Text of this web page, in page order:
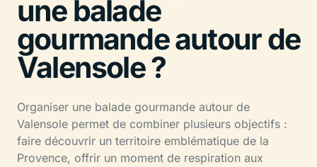
une balade
gourmande autour de
Valensole ?
Organiser une balade gourmande autour de
Valensole permet de combiner plusieurs objectifs :
faire découvrir un territoire emblématique de la
Provence, offrir un moment de respiration aux